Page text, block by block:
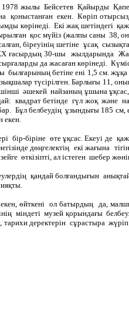
жылы Бейсетев Қайырды
екен. Көріп
көрінеді. Екі жақ шетіндегі
қос мүйіз (жалпы саны
біреуінің шетіне ұсақ
ғасырдың 30-шы жылдарында
сырғаларды да жасаған
былғарының бетіне ені 1,5
түсірілген. Барлығы 11,
әшекей найзаның ұшына
квадрат бетінде гүл жоқ
Бұл белбеудің ұзындығы 185
екен.
біріне өте ұқсас. Екеуі де
дөңгелектің екі
ал істеген шебер
қандай болғандығын
екен, өйткені ол батырдың да,
міндеті музей қорындағы
деректерін сұрастыра